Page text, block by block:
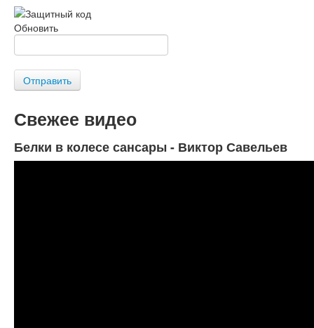
Обновить
Отправить
Свежее видео
Белки в колесе сансары - Виктор Савельев